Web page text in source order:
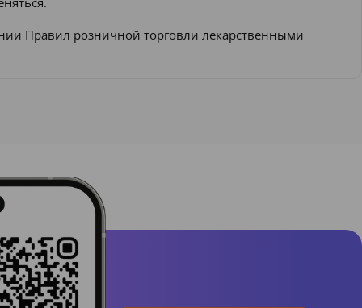
Правил розничной торговли лекарственными